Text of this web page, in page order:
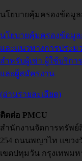
นโยบายคุ้มครองข้อมู
นโยบายคุ้มครองข้อมู
และแนวทางการประ
สำหรับผู้เช่า ผู้ใช้บริกา
และผู้สมัครงาน
(อ่านรายละเอียด)
ติดต่อ PMCU
สำนักงานจัดการทรัพ
254 ถนนพญาไท แขวง
เขตปทุมวัน กรุงเทพมห